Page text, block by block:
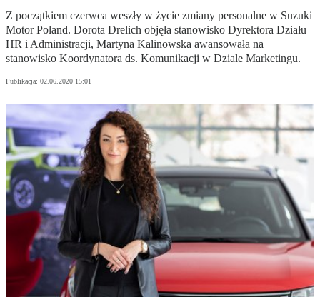
Z początkiem czerwca weszły w życie zmiany personalne w Suzuki
Motor Poland. Dorota Drelich objęła stanowisko Dyrektora Działu
HR i Administracji, Martyna Kalinowska awansowała na
stanowisko Koordynatora ds. Komunikacji w Dziale Marketingu.
Publikacja: 02.06.2020 15:01